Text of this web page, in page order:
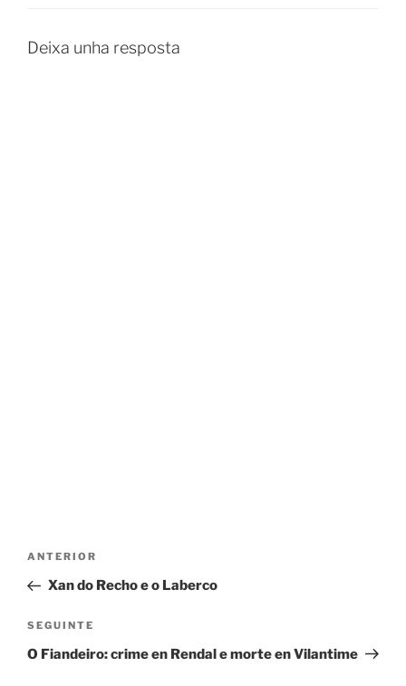
Deixa unha resposta
Navegación
entradas
Entrada
anterior
ANTERIOR
Xan do Recho e o Laberco
Seguinte
entrada
SEGUINTE
O Fiandeiro: crime en Rendal e morte en Vilantime